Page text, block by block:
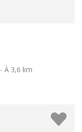
- À 3,6 km